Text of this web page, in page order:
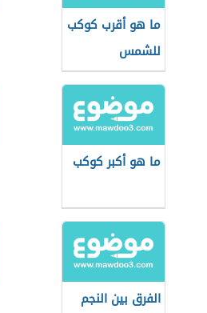
ما هو أقرب كوكب
للشمس
ما هو أكبر كوكب
الفرق بين النجم